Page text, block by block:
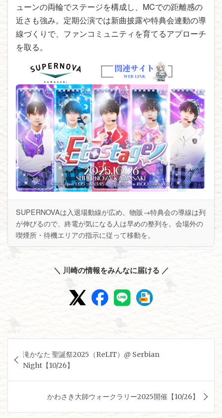
ューンの両輪でステージを構成し、MCでの距離感の
近さも強み。定期公演では新曲披露や特典会連動の導
線づくりで、ファンコミュニティを育てるアプローチ
を取る。
SUPERNOVAは入退場動線が広め。物販→特典会の導線は列
が伸びるので、終電が気になる人は早めの整列を。会場外の
喫煙所・待機エリアの指示に従って移動を。
＼ 川崎の情報をみんなに届ける ／
稿
ナ
ゲ
滝かなた 聖誕祭2025（ReLIT）@ Serbian
Night【10/26】
かわさき大師ウォークラリー2025開催【10/26】